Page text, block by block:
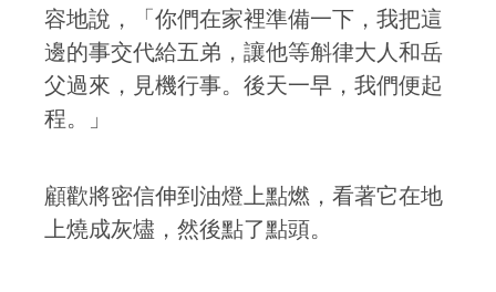
容地說，「你們在家裡準備一下，我把這
邊的事交代給五弟，讓他等斛律大人和岳
父過來，見機行事。後天一早，我們便起
程。」
顧歡將密信伸到油燈上點燃，看著它在地
上燒成灰燼，然後點了點頭。